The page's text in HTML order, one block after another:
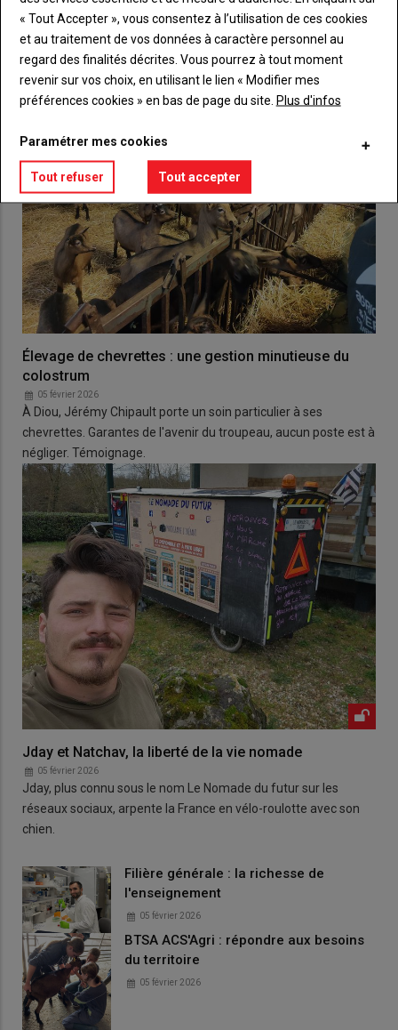
VOUS AIMEREZ AUSSI
Élevage de chevrettes : une gestion minutieuse du
colostrum
05 février 2026
À Diou, Jérémy Chipault porte un soin particulier à ses
chevrettes. Garantes de l'avenir du troupeau, aucun poste est à
négliger. Témoignage.
Jday et Natchav, la liberté de la vie nomade
05 février 2026
Jday, plus connu sous le nom Le Nomade du futur sur les
réseaux sociaux, arpente la France en vélo-roulotte avec son
chien.
Filière générale : la richesse de
l'enseignement
05 février 2026
BTSA ACS'Agri : répondre aux besoins
du territoire
05 février 2026
« Tout Accepter », vous consentez à l’utilisation de ces cookies
et au traitement de vos données à caractère personnel au
regard des finalités décrites. Vous pourrez à tout moment
revenir sur vos choix, en utilisant le lien « Modifier mes
préférences cookies » en bas de page du site. Plus d'infos
Paramétrer mes cookies
Tout refuser Tout accepter